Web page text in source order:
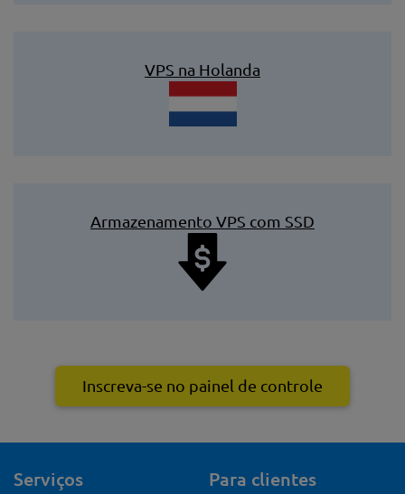
VPS na Holanda
Armazenamento VPS com SSD
Inscreva-se no painel de controle
Serviços Para clientes